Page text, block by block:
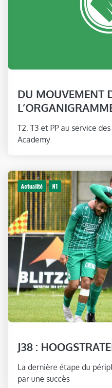
DU MOUVEMENT
T2, T3 et PP au service
Academy
Actualité N1
J38 :
La dernière étape du
par une succès